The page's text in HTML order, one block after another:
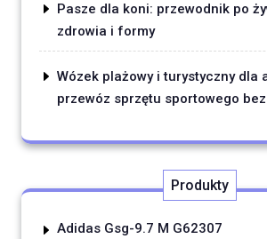
Pasze dla koni: przewodnik po
zdrowia i formy
Wózek plażowy i turystyczny dla
przewóz sprzętu sportowego bez
Produkty
Adidas Gsg-9.7 M G62307